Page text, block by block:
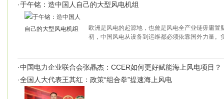
·于午铭：造中国人自己的大型风电机组
欧洲是风电的起源地，也曾是风电全产业链毋庸置
初，中国风电从设备到运维都必须依靠国外力量。
·中国电力企业联合会张晶杰：CCER如何更好赋能海上风电项目？
·全国人大代表王其红：政策“组合拳”提速海上风电